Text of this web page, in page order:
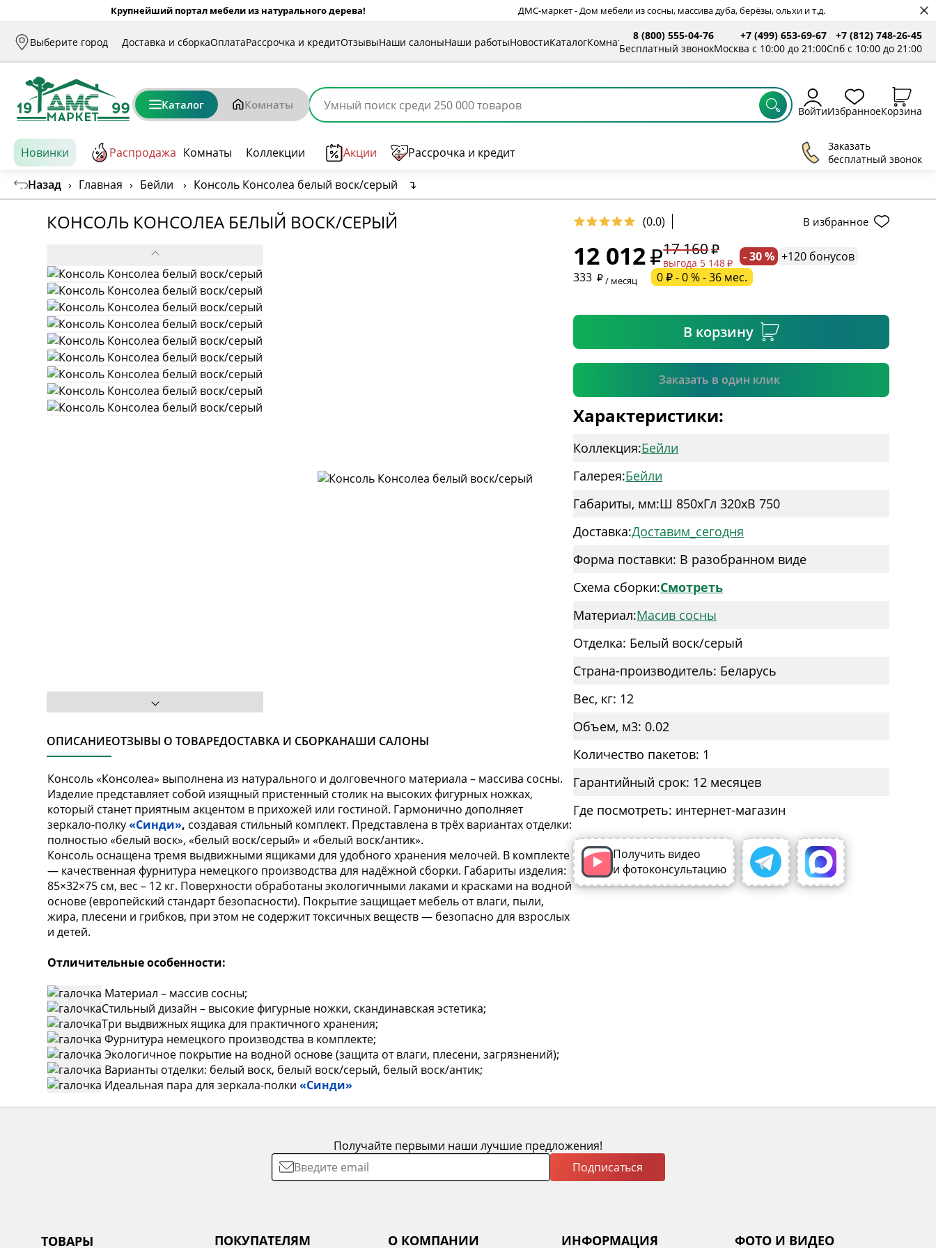
Крупнейший портал мебели из натурального дерева! ДМС-маркет - Дом мебели из сосны, массива дуба, берёзы, ольхи и т.д.
Выберите город Доставка и сборкаОплатаРассрочка и кредитОтзывыНаши салоныНаши работыНовостиКаталогКомнаты
8 (800) 555-04-76
Бесплатный звонок
+7 (499) 653-69-67
Москва с 10:00 до 21:00
+7 (812) 748-26-45
Спб с 10:00 до 21:00
Каталог Комнаты ВойтиИзбранноеКорзина
Новинки Распродажа Комнаты Коллекции Акции Рассрочка и кредит
Заказать
бесплатный звонок
Назад › Главная › Бейли › Консоль Консолеа белый воск/серый ↴
КОНСОЛЬ КОНСОЛЕА БЕЛЫЙ ВОСК/СЕРЫЙ (0.0) В избранное
ОПИСАНИЕОТЗЫВЫ О ТОВАРЕДОСТАВКА И СБОРКАНАШИ САЛОНЫ
Консоль «Консолеа» выполнена из натурального и долговечного материала – массива сосны.
Изделие представляет собой изящный пристенный столик на высоких фигурных ножках,
который станет приятным акцентом в прихожей или гостиной. Гармонично дополняет
зеркало-полку«Синди», создавая стильный комплект. Представлена в трёх вариантах отделки:
полностью «белый воск», «белый воск/серый» и «белый воск/антик».
Консоль оснащена тремя выдвижными ящиками для удобного хранения мелочей. В комплекте
— качественная фурнитура немецкого производства для надёжной сборки. Габариты изделия:
85×32×75 см, вес – 12 кг. Поверхности обработаны экологичными лаками и красками на водной
основе (европейский стандарт безопасности). Покрытие защищает мебель от влаги, пыли,
жира, плесени и грибков, при этом не содержит токсичных веществ — безопасно для взрослых
и детей.
Отличительные особенности:
Материал – массив сосны;
Стильный дизайн – высокие фигурные ножки, скандинавская эстетика;
Три выдвижных ящика для практичного хранения;
Фурнитура немецкого производства в комплекте;
Экологичное покрытие на водной основе (защита от влаги, плесени, загрязнений);
Варианты отделки: белый воск, белый воск/серый, белый воск/антик;
Идеальная пара для зеркала-полки «Синди»
12 012 17 160
выгода 5 148 - 30 % +120 бонусов
333
/ месяц 0 ₽ - 0 % - 36 мес.
В корзину
Заказать в один клик
* необязательное поле
Подтвердить
Характеристики:
Коллекция:Бейли
Галерея:Бейли
Габариты, мм:Ш 850xГл 320xВ 750
Доставка:Доставим_сегодня
Форма поставки: В разобранном виде
Схема сборки:Смотреть
Материал:Масив сосны
Отделка: Белый воск/серый
Страна-производитель: Беларусь
Вес, кг: 12
Объем, м3: 0.02
Количество пакетов: 1
Гарантийный срок: 12 месяцев
Где посмотреть: интернет-магазин
Получить видео
и фотоконсультацию
Получайте первыми наши лучшие предложения!
Подписаться
ТОВАРЫ ПОКУПАТЕЛЯМ О КОМПАНИИ ИНФОРМАЦИЯ ФОТО И ВИДЕО